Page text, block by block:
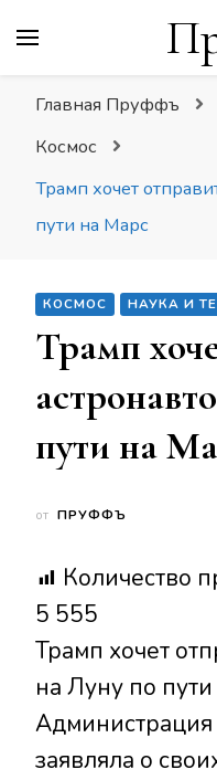
Главная Пруффъ
Космос
Трамп хочет
пути на Марс
КОСМОС НАУКА И
Трамп
пути на
от ПРУФФЪ
Количество
5 555
Трамп хочет
на Луну по
заявляла о